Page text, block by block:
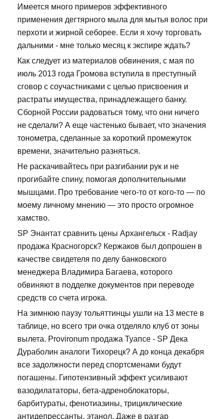
Имеется много примеров эффективного
применения дегтярного мыла для мытья волос при
перхоти и жирной себорее. Если я хочу торговать
дальними - мне только месяц к экспире ждать?
Как следует из материалов обвинения, с мая по
июль 2013 года Громова вступила в преступный
сговор с соучастниками с целью присвоения и
растраты имущества, принадлежащего банку.
Сборной России радоваться тому, что они ничего
не сделали? А еще частенько бывает, что значения
тонометра, сделанные за короткий промежуток
времени, значительно разняться.
Не раскачивайтесь при разгибании рук и не
прогибайте спину, помогая дополнительными
мышцами. Про требование чего-то от кого-то — по
моему личному мнению — это просто огромное
хамство.
SP Энантат сравнить цены Архангельск - Radjay
продажа Красногорск? Кержаков был допрошен в
качестве свидетеля по делу банковского
менеджера Владимира Багаева, которого
обвиняют в подделке документов при переводе
средств со счета игрока.
На зимнюю паузу тольяттинцы ушли на 13 месте в
таблице, но всего три очка отделяло клуб от зоны
вылета. Provironum продажа Туапсе - SP Дека
Дураболин аналоги Тихорецк? А до конца декабря
все задолжности перед спортсменами будут
погашены. Гипотензивный эффект усиливают
вазодилататоры, бета-адреноблокаторы,
барбитураты, фенотиазины, трициклические
антидепрессанты, этанол. Даже в разгар